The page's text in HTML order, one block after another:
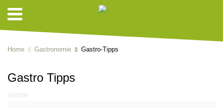
Home Gastronomie Gastro-Tipps
Gastro Tipps
SAISON